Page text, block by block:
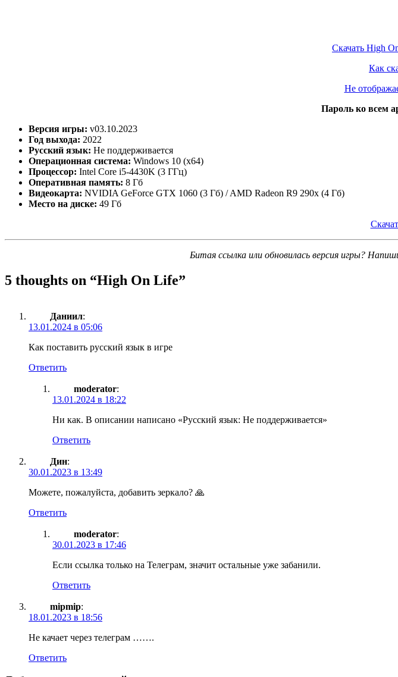
Скачать High
Как
Не
Пароль ко всем
Версия игры: v03.10.2023
Год выхода: 2022
Русский язык: Не поддерживается
Операционная система: Windows 10 (x64)
Процессор: Intel Core i5-4430K (3 ГГц)
Оперативная память: 8 Гб
Видеокарта: NVIDIA GeForce GTX 1060 (3 Гб) / AMD Radeon R9 290x (4 Гб)
Место на диске: 49 Гб
Битая ссылка или обновилась версия игры?
5 thoughts on “High On Life”
Даниил:
13.01.2024 в 05:06
Как поставить русский язык в игре
Ответить
moderator:
13.01.2024 в 18:22
Ни как. В описании написано «Русский язык: Не поддерживается»
Ответить
Дин:
30.01.2023 в 13:49
Можете, пожалуйста, добавить зеркало? 🙏
Ответить
moderator:
30.01.2023 в 17:46
Если ссылка только на Телеграм, значит остальные уже забанили.
Ответить
mipmip:
18.01.2023 в 18:56
Не качает через телеграм …….
Ответить